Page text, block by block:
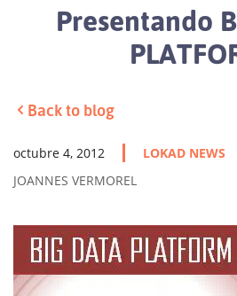
Presentando
Back to blog
octubre 4, 2012
LOKAD NEWS
JOANNES VERMOREL